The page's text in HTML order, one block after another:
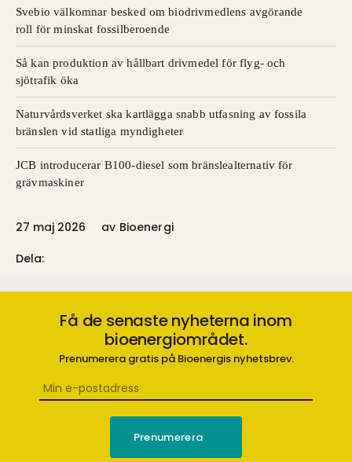
Svebio välkomnar besked om biodrivmedlens avgörande
roll för minskat fossilberoende
Så kan produktion av hållbart drivmedel för flyg- och
sjötrafik öka
Naturvårdsverket ska kartlägga snabb utfasning av fossila
bränslen vid statliga myndigheter
JCB introducerar B100-diesel som bränslealternativ för
grävmaskiner
27 maj 2026 av Bioenergi
Dela:
Få de senaste nyheterna inom
bioenergiområdet.
Prenumerera gratis på Bioenergis nyhetsbrev.